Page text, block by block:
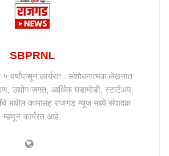
SBPRNL
५ वर्षांपासून कार्यरत.. संशोधनात्मक लेखनात
उद्योग जगत, आर्थिक घडामोडी, स्टार्टअप,
मधील कामासह राजगड न्यूज मध्ये संपादक
म्हणून कार्यरत आहे.